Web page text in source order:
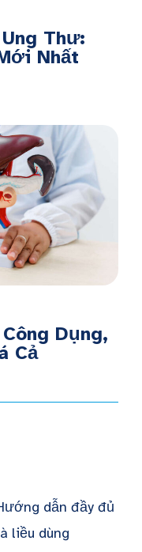
Thư:
Nhất
Dụng,
Cả
dẫn đầy đủ
liều dùng